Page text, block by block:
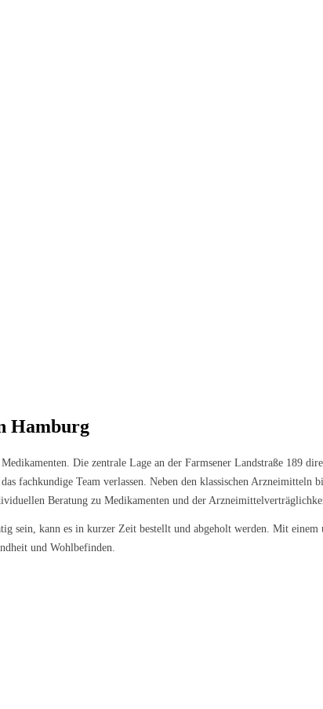
Hamburg
Die zentrale Lage an der Farmsener Landstraße 189
fachkundige Team verlassen. Neben den klassischen Arzneimitteln
Beratung zu Medikamenten und der
kann es in kurzer Zeit bestellt und abgeholt werden. Mit einem
und Wohlbefinden.